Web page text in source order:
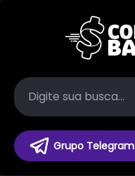
Grupo Telegram